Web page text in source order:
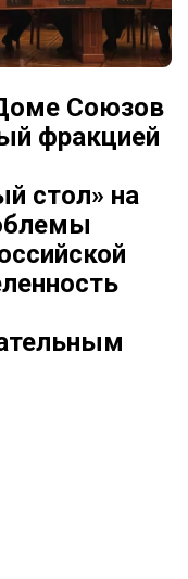
Союзов
фракцией
стол» на